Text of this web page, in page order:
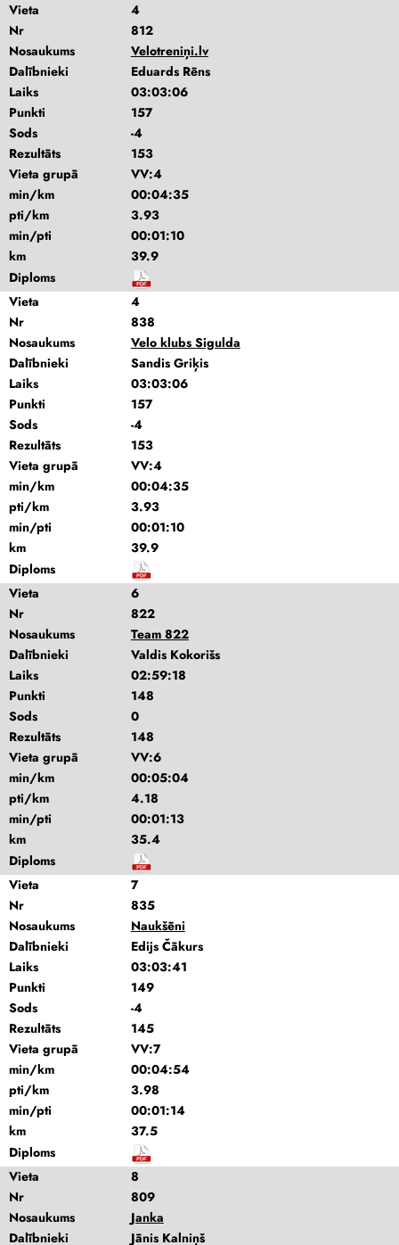
Vieta
4
Nr
812
Nosaukums
Velotreniņi.lv
Dalībnieki
Eduards Rēns
Laiks
03:03:06
Punkti
157
Sods
-4
Rezultāts
153
Vieta grupā
VV:4
min/km
00:04:35
pti/km
3.93
min/pti
00:01:10
km
39.9
Diploms
Vieta
4
Nr
838
Nosaukums
Velo klubs Sigulda
Dalībnieki
Sandis Griķis
Laiks
03:03:06
Punkti
157
Sods
-4
Rezultāts
153
Vieta grupā
VV:4
min/km
00:04:35
pti/km
3.93
min/pti
00:01:10
km
39.9
Diploms
Vieta
6
Nr
822
Nosaukums
Team 822
Dalībnieki
Valdis Kokorišs
Laiks
02:59:18
Punkti
148
Sods
0
Rezultāts
148
Vieta grupā
VV:6
min/km
00:05:04
pti/km
4.18
min/pti
00:01:13
km
35.4
Diploms
Vieta
7
Nr
835
Nosaukums
Naukšēni
Dalībnieki
Edijs Čākurs
Laiks
03:03:41
Punkti
149
Sods
-4
Rezultāts
145
Vieta grupā
VV:7
min/km
00:04:54
pti/km
3.98
min/pti
00:01:14
km
37.5
Diploms
Vieta
8
Nr
809
Nosaukums
Janka
Dalībnieki
Jānis Kalniņš